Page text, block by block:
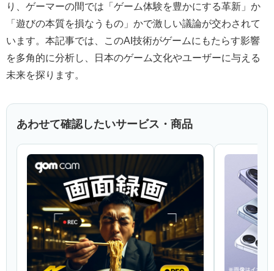
り、ゲーマーの間では「ゲーム体験を豊かにする革新」か
「遊びの本質を損なうもの」かで激しい議論が交わされて
います。本記事では、このAI技術がゲームにもたらす影響
を多角的に分析し、日本のゲーム文化やユーザーに与える
未来を探ります。
あわせて確認したいサービス・商品